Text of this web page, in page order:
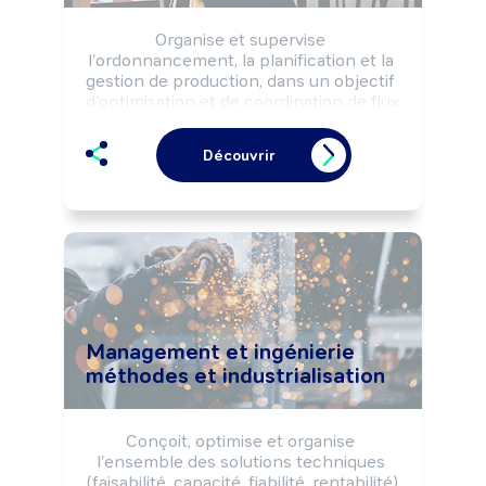
Organise et supervise
l'ordonnancement, la planification et la
gestion de production, dans un objectif
d'optimisation et de coordination de flux
besoins et les impératifs de coûts,
délais et qualité.
Peut diriger une équipe ou un service et
Découvrir
Management et ingénierie
méthodes et industrialisation
Conçoit, optimise et organise
l'ensemble des solutions techniques